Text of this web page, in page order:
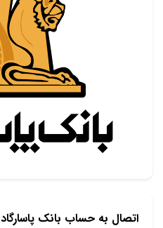
اتصال به حساب بانک پاسارگاد